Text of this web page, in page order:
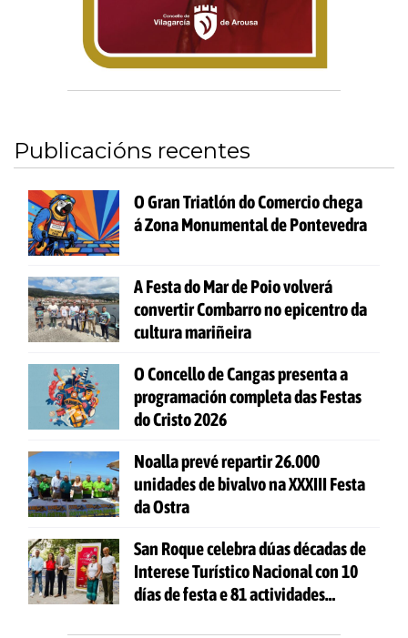
Publicacións recentes
O Gran Triatlón do Comercio chega
á Zona Monumental de Pontevedra
A Festa do Mar de Poio volverá
convertir Combarro no epicentro da
cultura mariñeira
O Concello de Cangas presenta a
programación completa das Festas
do Cristo 2026
Noalla prevé repartir 26.000
unidades de bivalvo na XXXIII Festa
da Ostra
San Roque celebra dúas décadas de
Interese Turístico Nacional con 10
días de festa e 81 actividades